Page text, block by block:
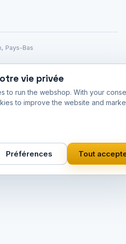
Pays-Bas
vie privée
to run the webshop. With your
to improve the website and
Préférences Tout